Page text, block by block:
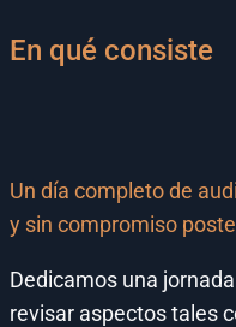
En qué consiste
Un día completo de
y sin compromiso
Dedicamos una
revisar aspectos tales